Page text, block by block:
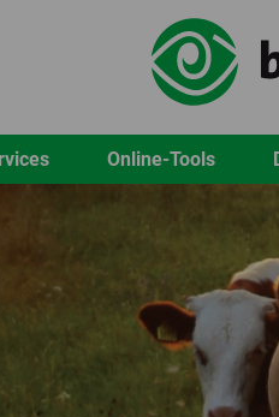
Online-Tools